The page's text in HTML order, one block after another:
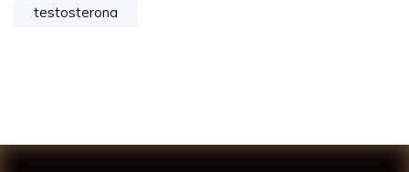
testosterona